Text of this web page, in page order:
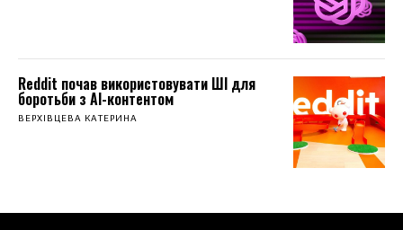
Reddit почав використовувати ШІ для
боротьби з AI-контентом
ВЕРХІВЦЕВА КАТЕРИНА